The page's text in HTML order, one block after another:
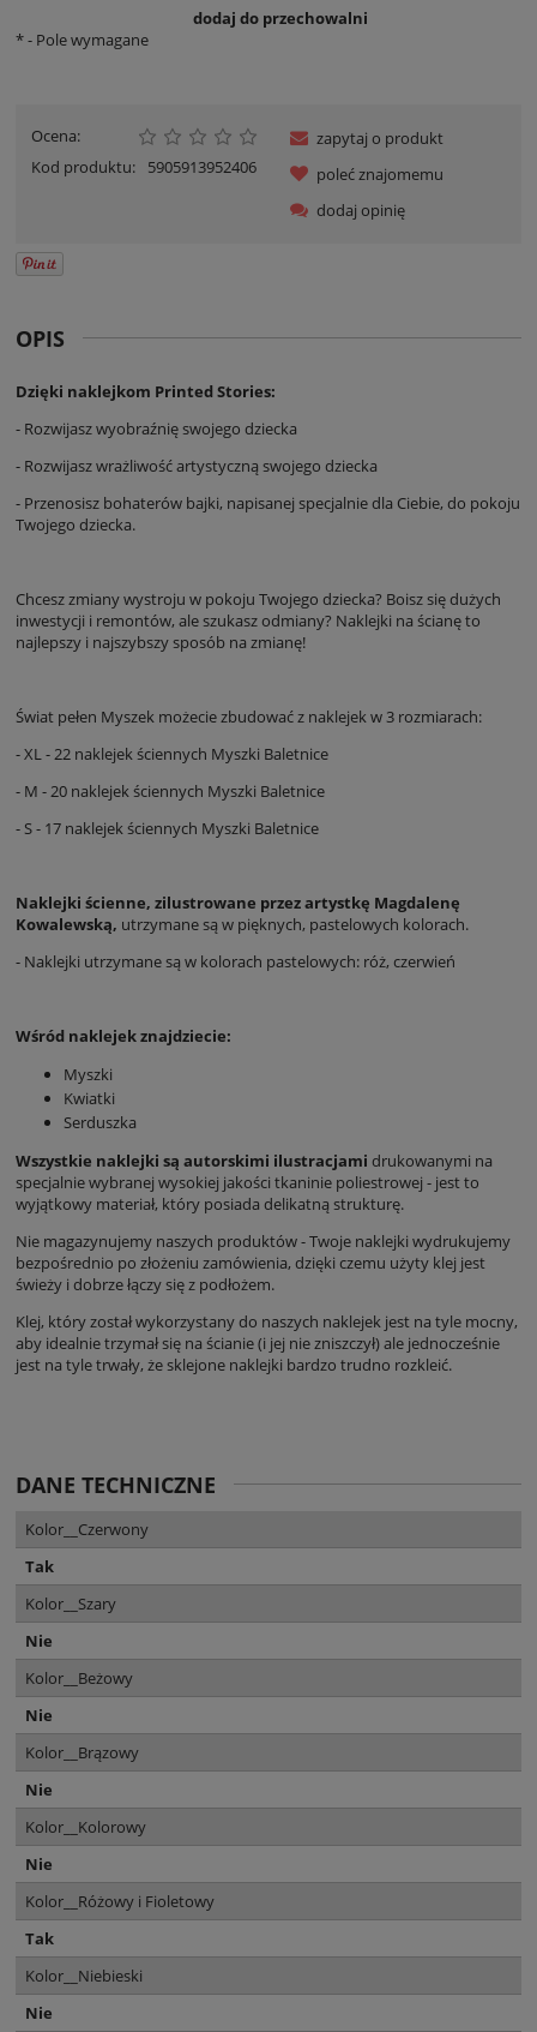
dodaj do przechowalni
*- Pole wymagane
Ocena:
Kod produktu:
5905913952406
zapytaj o produkt
poleć znajomemu
dodaj opinię
OPIS
Dzięki naklejkom Printed Stories:
- Rozwijasz wyobraźnię swojego dziecka
- Rozwijasz wrażliwość artystyczną swojego dziecka
- Przenosisz bohaterów bajki, napisanej specjalnie dla Ciebie, do pokoju
Twojego dziecka.
Chcesz zmiany wystroju w pokoju Twojego dziecka? Boisz się dużych
inwestycji i remontów, ale szukasz odmiany? Naklejki na ścianę to
najlepszy i najszybszy sposób na zmianę!
Świat pełen Myszek możecie zbudować z naklejek w 3 rozmiarach:
- XL - 22 naklejek ściennych Myszki Baletnice
- M - 20 naklejek ściennych Myszki Baletnice
- S - 17 naklejek ściennych Myszki Baletnice
Naklejki ścienne, zilustrowane przez artystkę Magdalenę
Kowalewską, utrzymane są w pięknych, pastelowych kolorach.
- Naklejki utrzymane są w kolorach pastelowych: róż, czerwień
Wśród naklejek znajdziecie:
Myszki
Kwiatki
Serduszka
Wszystkie naklejki są autorskimi ilustracjami drukowanymi na
specjalnie wybranej wysokiej jakości tkaninie poliestrowej - jest to
wyjątkowy materiał, który posiada delikatną strukturę.
Nie magazynujemy naszych produktów - Twoje naklejki wydrukujemy
bezpośrednio po złożeniu zamówienia, dzięki czemu użyty klej jest
świeży i dobrze łączy się z podłożem.
Klej, który został wykorzystany do naszych naklejek jest na tyle mocny,
aby idealnie trzymał się na ścianie (i jej nie zniszczył) ale jednocześnie
jest na tyle trwały, że sklejone naklejki bardzo trudno rozkleić.
DANE TECHNICZNE
Kolor__Czerwony
Tak
Kolor__Szary
Nie
Kolor__Beżowy
Nie
Kolor__Brązowy
Nie
Kolor__Kolorowy
Nie
Kolor__Różowy i Fioletowy
Tak
Kolor__Niebieski
Nie